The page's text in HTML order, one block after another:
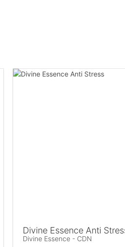
Divine Essence Anti
Divine Essence - CDN